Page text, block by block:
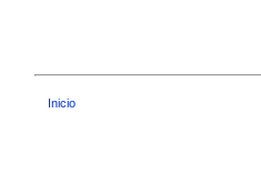
Inicio